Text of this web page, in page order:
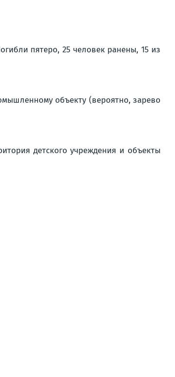
пятеро, 25 человек ранены, 15 из
объекту (вероятно, зарево
детского учреждения и объекты